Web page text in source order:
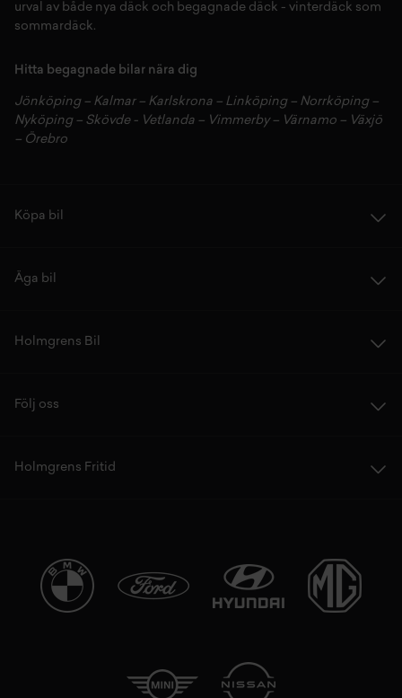
urval av både nya däck och begagnade däck - vinterdäck som
sommardäck.
Hitta begagnade bilar nära dig
Jönköping– Kalmar – Karlskrona – Linköping– Norrköping–
Nyköping– Skövde- Vetlanda – Vimmerby– Värnamo – Växjö
– Örebro
Köpa bil
Äga bil
Holmgrens Bil
Följ oss
Holmgrens Fritid